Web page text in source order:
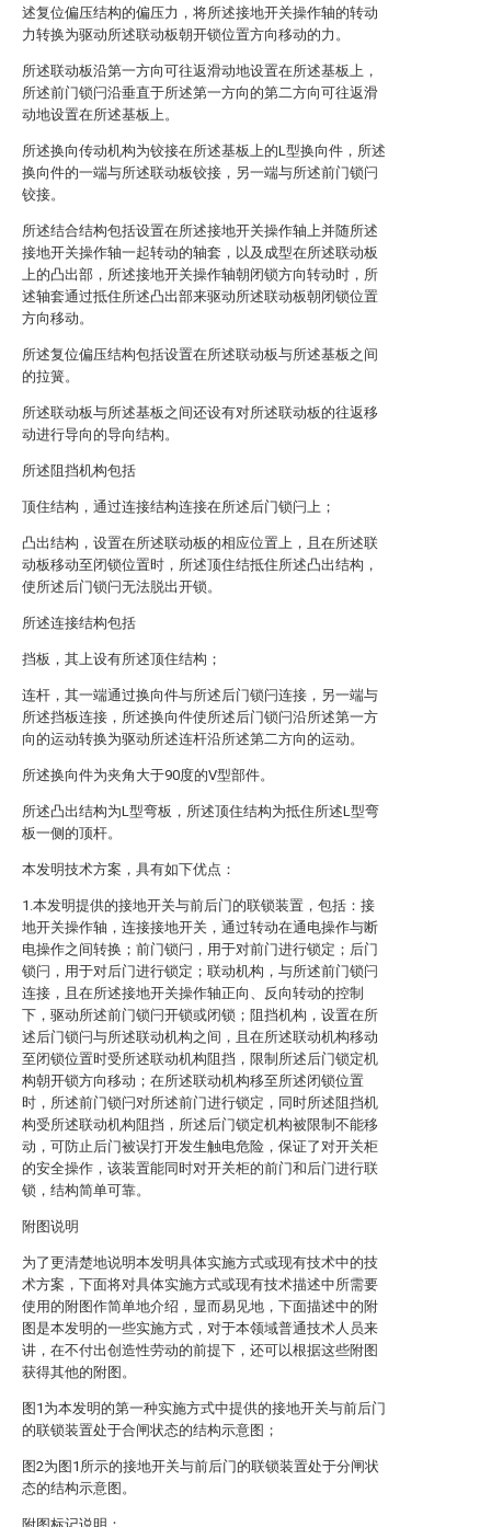
述复位偏压结构的偏压力，将所述接地开关操作轴的转动
力转换为驱动所述联动板朝开锁位置方向移动的力。
所述联动板沿第一方向可往返滑动地设置在所述基板上，
所述前门锁闩沿垂直于所述第一方向的第二方向可往返滑
动地设置在所述基板上。
所述换向传动机构为铰接在所述基板上的L型换向件，所述
换向件的一端与所述联动板铰接，另一端与所述前门锁闩
铰接。
所述结合结构包括设置在所述接地开关操作轴上并随所述
接地开关操作轴一起转动的轴套，以及成型在所述联动板
上的凸出部，所述接地开关操作轴朝闭锁方向转动时，所
述轴套通过抵住所述凸出部来驱动所述联动板朝闭锁位置
方向移动。
所述复位偏压结构包括设置在所述联动板与所述基板之间
的拉簧。
所述联动板与所述基板之间还设有对所述联动板的往返移
动进行导向的导向结构。
所述阻挡机构包括
顶住结构，通过连接结构连接在所述后门锁闩上；
凸出结构，设置在所述联动板的相应位置上，且在所述联
动板移动至闭锁位置时，所述顶住结抵住所述凸出结构，
使所述后门锁闩无法脱出开锁。
所述连接结构包括
挡板，其上设有所述顶住结构；
连杆，其一端通过换向件与所述后门锁闩连接，另一端与
所述挡板连接，所述换向件使所述后门锁闩沿所述第一方
向的运动转换为驱动所述连杆沿所述第二方向的运动。
所述换向件为夹角大于90度的V型部件。
所述凸出结构为L型弯板，所述顶住结构为抵住所述L型弯
板一侧的顶杆。
本发明技术方案，具有如下优点：
1.本发明提供的接地开关与前后门的联锁装置，包括：接
地开关操作轴，连接接地开关，通过转动在通电操作与断
电操作之间转换；前门锁闩，用于对前门进行锁定；后门
锁闩，用于对后门进行锁定；联动机构，与所述前门锁闩
连接，且在所述接地开关操作轴正向、反向转动的控制
下，驱动所述前门锁闩开锁或闭锁；阻挡机构，设置在所
述后门锁闩与所述联动机构之间，且在所述联动机构移动
至闭锁位置时受所述联动机构阻挡，限制所述后门锁定机
构朝开锁方向移动；在所述联动机构移至所述闭锁位置
时，所述前门锁闩对所述前门进行锁定，同时所述阻挡机
构受所述联动机构阻挡，所述后门锁定机构被限制不能移
动，可防止后门被误打开发生触电危险，保证了对开关柜
的安全操作，该装置能同时对开关柜的前门和后门进行联
锁，结构简单可靠。
附图说明
为了更清楚地说明本发明具体实施方式或现有技术中的技
术方案，下面将对具体实施方式或现有技术描述中所需要
使用的附图作简单地介绍，显而易见地，下面描述中的附
图是本发明的一些实施方式，对于本领域普通技术人员来
讲，在不付出创造性劳动的前提下，还可以根据这些附图
获得其他的附图。
图1为本发明的第一种实施方式中提供的接地开关与前后门
的联锁装置处于合闸状态的结构示意图；
图2为图1所示的接地开关与前后门的联锁装置处于分闸状
态的结构示意图。